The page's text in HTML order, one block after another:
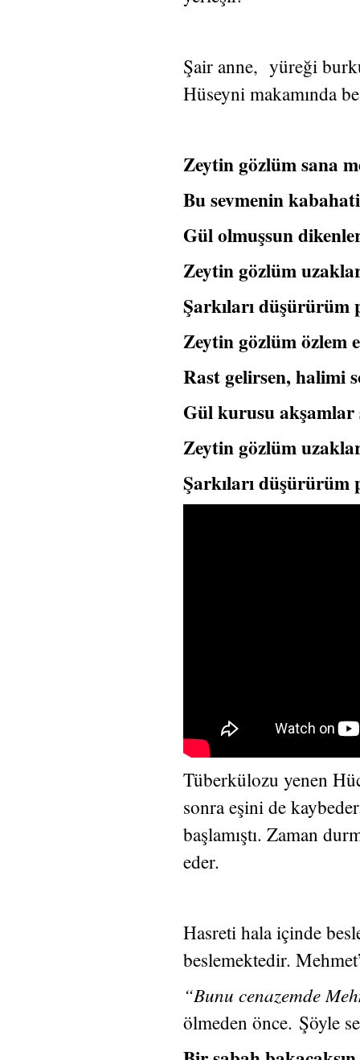
Şair anne, yüreği
Hüseyni makamında
Zeytin gözlüm sana
Bu sevmenin
Gül olmuşsun
Zeytin gözlüm
Şarkıları düşürürüm
Zeytin gözlüm özlem
Rast gelirsen, halimi
Gül kurusu akşamlar
Zeytin gözlüm
Şarkıları düşürürüm
Tüberkülozu yenen
sonra eşini de
başlamıştı. Zaman
eder.
Hasreti hala içinde
beslemektedir.
“Bunu cenazemde
ölmeden önce. Şöyle